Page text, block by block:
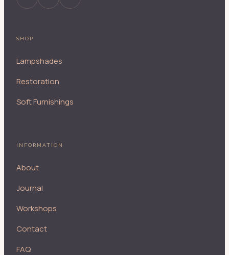
SHOP
Lampshades
Restoration
Soft Furnishings
INFORMATION
About
Journal
Workshops
Contact
FAQ